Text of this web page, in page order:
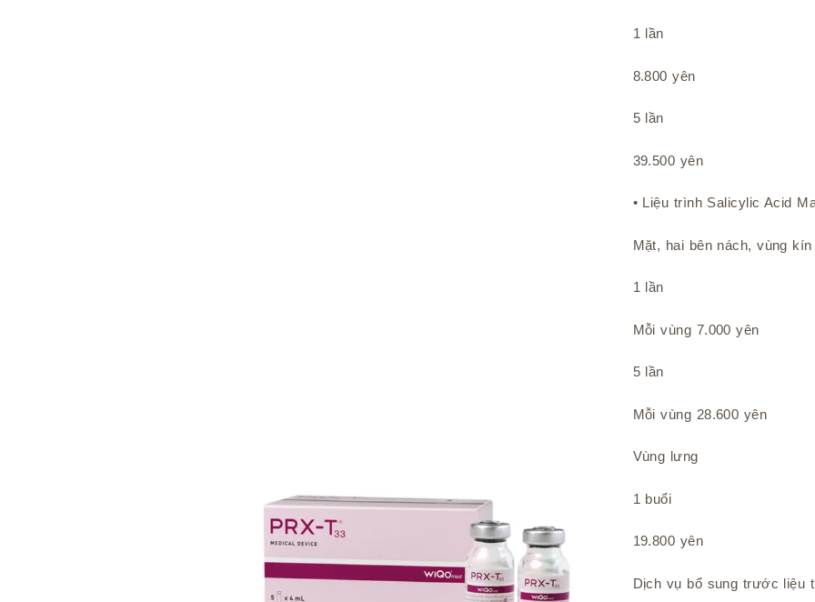
1 lần
8.800 yên
5 lần
39.500 yên
• Liệu trình Salicylic Acid
Mặt, hai bên nách, vùng kín
1 lần
Mỗi vùng 7.000 yên
5 lần
Mỗi vùng 28.600 yên
Vùng lưng
1 buổi
19.800 yên
Dịch vụ bổ sung trước liệu